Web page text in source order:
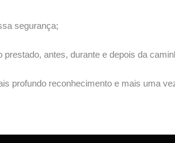
segurança;
antes, durante e depois da
profundo reconhecimento e mais uma